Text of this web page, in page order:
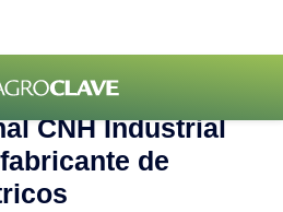
CNH Industrial
de